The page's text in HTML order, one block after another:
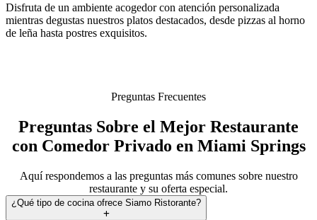
Disfruta de un ambiente acogedor con atención personalizada
mientras degustas nuestros platos destacados, desde pizzas al horno
de leña hasta postres exquisitos.
Preguntas Frecuentes
Preguntas Sobre el Mejor Restaurante
con Comedor Privado en Miami Springs
Aquí respondemos a las preguntas más comunes sobre nuestro
restaurante y su oferta especial.
¿Qué tipo de cocina ofrece Siamo Ristorante?